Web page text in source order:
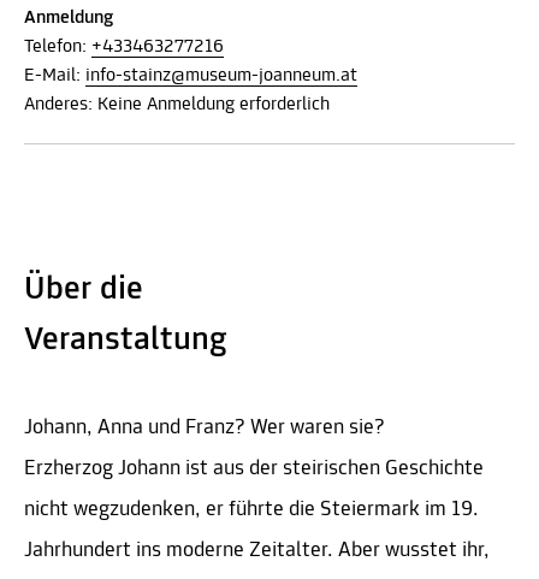
Anmeldung
Telefon: +433463277216
E-Mail: info-stainz@museum-joanneum.at
Anderes: Keine Anmeldung erforderlich
Über die
Veranstaltung
Johann, Anna und Franz? Wer waren sie?
Erzherzog Johann ist aus der steirischen Geschichte
nicht wegzudenken, er führte die Steiermark im 19.
Jahrhundert ins moderne Zeitalter. Aber wusstet ihr,